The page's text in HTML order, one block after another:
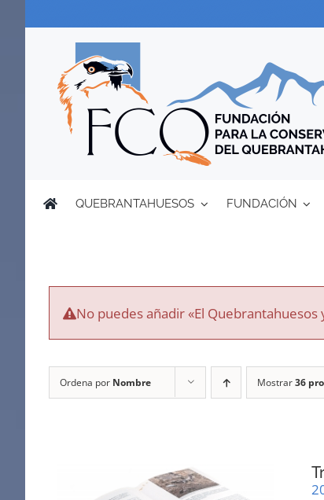
QUEBRANTAHUESOS FUNDACIÓN
No puedes añadir «El
Ordena por Nombre Mostrar36